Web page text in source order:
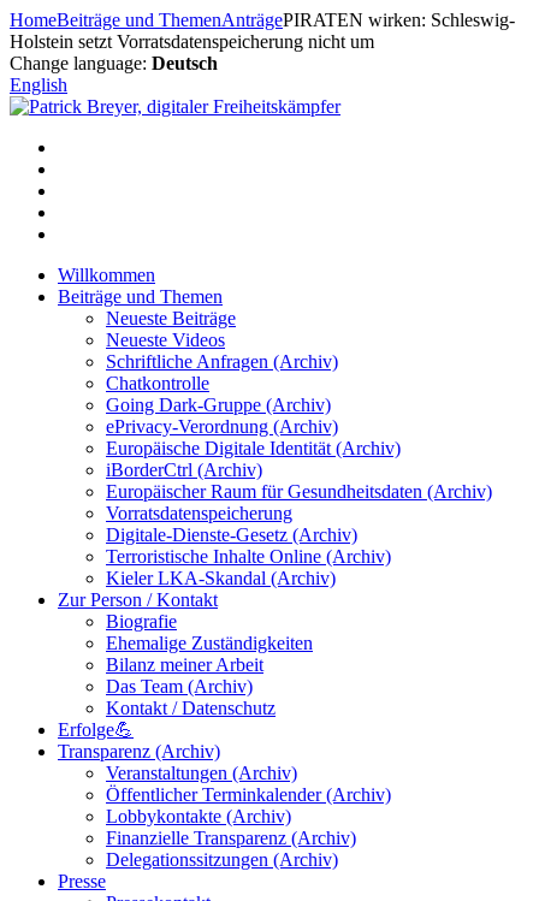
Zum
Inhalt
springen
HomeBeiträge und ThemenAnträgePIRATEN wirken: Schleswig-
Holstein setzt Vorratsdatenspeicherung nicht um
Change language: Deutsch
English
Willkommen
Beiträge und Themen
Neueste Beiträge
Neueste Videos
Schriftliche Anfragen (Archiv)
Chatkontrolle
Going Dark-Gruppe (Archiv)
ePrivacy-Verordnung (Archiv)
Europäische Digitale Identität (Archiv)
iBorderCtrl (Archiv)
Europäischer Raum für Gesundheitsdaten (Archiv)
Vorratsdatenspeicherung
Digitale-Dienste-Gesetz (Archiv)
Terroristische Inhalte Online (Archiv)
Kieler LKA-Skandal (Archiv)
Zur Person / Kontakt
Biografie
Ehemalige Zuständigkeiten
Bilanz meiner Arbeit
Das Team (Archiv)
Kontakt / Datenschutz
Erfolge💪
Transparenz (Archiv)
Veranstaltungen (Archiv)
Öffentlicher Terminkalender (Archiv)
Lobbykontakte (Archiv)
Finanzielle Transparenz (Archiv)
Delegationssitzungen (Archiv)
Presse